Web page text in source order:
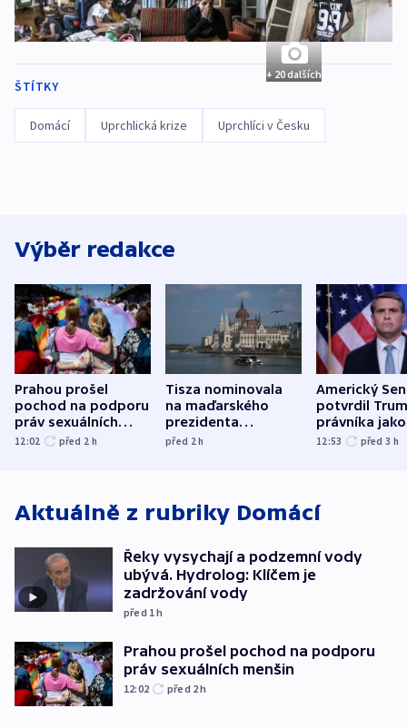
+ 20 dalších
ŠTÍTKY
Domácí Uprchlická krize Uprchlíci v Česku
Výběr redakce
Prahou prošel
pochod na podporu
práv sexuálních
menšin
12:02 před 2 h
Tisza nominovala
na maďarského
prezidenta
bývalého šéfa
před 2h
Americký
potvrdil
právníka jako
ministra
12:53 před 3 h
Aktuálně z rubriky Domácí
Řeky vysychají a podzemní vody
ubývá. Hydrolog: Klíčem je
zadržování vody
před 1h
Prahou prošel pochod na podporu
práv sexuálních menšin
12:02 před 2h